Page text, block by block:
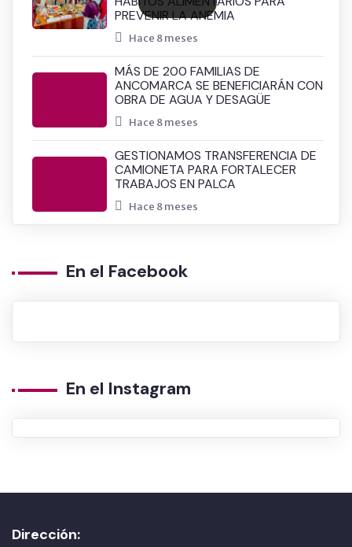
PREVENIR LA ANEMIA
Hace 8 meses
MÁS DE 200 FAMILIAS DE
ANCOMARCA SE BENEFICIARÁN CON
OBRA DE AGUA Y DESAGÜE
Hace 8 meses
GESTIONAMOS TRANSFERENCIA DE
CAMIONETA PARA FORTALECER
TRABAJOS EN PALCA
Hace 8 meses
En el Facebook
En el Instagram
Dirección: